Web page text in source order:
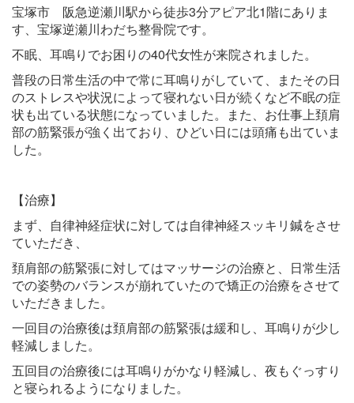
宝塚市 阪急逆瀬川駅から徒歩3分アピア北1階にありま
す、宝塚逆瀬川わだち整骨院です。
不眠、耳鳴りでお困りの40代女性が来院されました。
普段の日常生活の中で常に耳鳴りがしていて、またその日
のストレスや状況によって寝れない日が続くなど不眠の症
状も出ている状態になっていました。また、お仕事上頚肩
部の筋緊張が強く出ており、ひどい日には頭痛も出ていま
した。
【治療】
まず、自律神経症状に対しては自律神経スッキリ鍼をさせ
ていただき、
頚肩部の筋緊張に対してはマッサージの治療と、日常生活
での姿勢のバランスが崩れていたので矯正の治療をさせて
いただきました。
一回目の治療後は頚肩部の筋緊張は緩和し、耳鳴りが少し
軽減しました。
五回目の治療後には耳鳴りがかなり軽減し、夜もぐっすり
と寝られるようになりました。